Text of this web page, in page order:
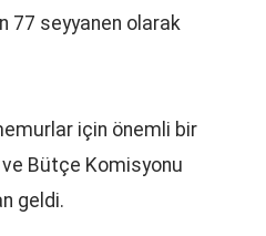
77 seyyanen olarak
için önemli bir
Bütçe Komisyonu
geldi.